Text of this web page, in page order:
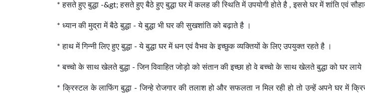
* हसते हुए बुद्धा -&gt; हसते हुए बैठे हुए बुद्धा घर में कलह की स्थिति में उपयोगी होते है , इससे घर में शांति एवं
* ध्यान की मुद्रा में बैठे बुद्धा - ये बुद्धा भी घर की सुखशांति को बढ़ाते है ।
* हाथ में गिन्नी लिए हुए बुद्धा - ये बुद्धा घर में धन एवं वैभव के इच्छुक व्यक्तियों के लिए उपयुक्त रहते है ।
* बच्चो के साथ खेलते बुद्धा - जिन विवाहित जोड़ो को संतान की इच्छा हो वे बच्चो के साथ खेलते बुद्धा को घर लाये
* क्रिस्टल के लाफिंग बुद्धा - जिन्हे रोजगार की तलाश हो और सफलता न मिल रही हो तो उन्हें अपने घर में